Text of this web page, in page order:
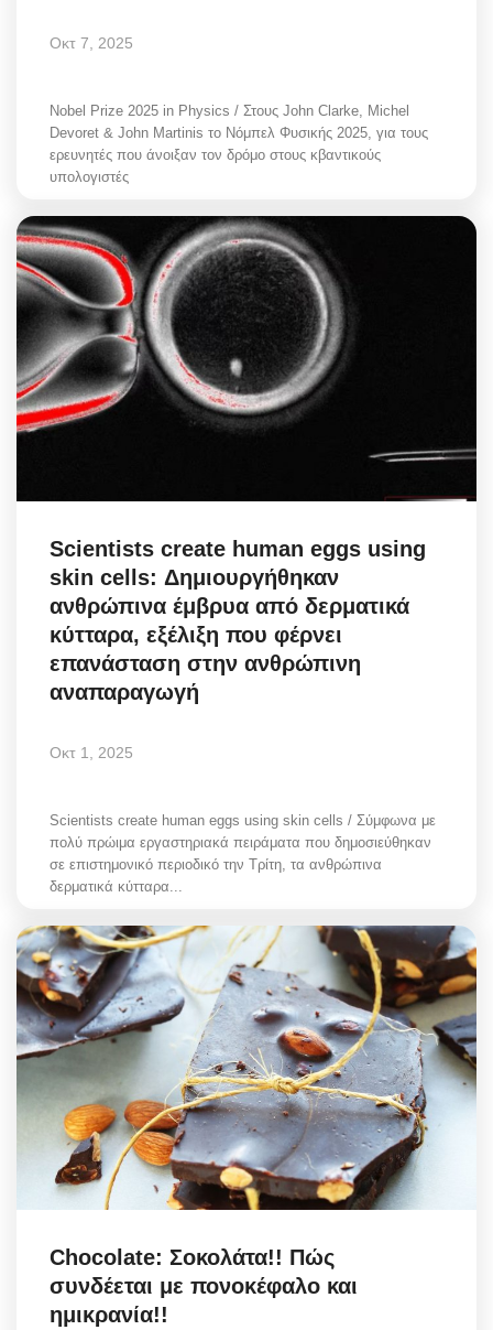
Οκτ 7, 2025
Nobel Prize 2025 in Physics / Στους John Clarke, Michel
Devoret & John Martinis το Νόμπελ Φυσικής 2025, για τους
ερευνητές που άνοιξαν τον δρόμο στους κβαντικούς
υπολογιστές
Scientists create human eggs using
skin cells: Δημιουργήθηκαν
ανθρώπινα έμβρυα από δερματικά
κύτταρα, εξέλιξη που φέρνει
επανάσταση στην ανθρώπινη
αναπαραγωγή
Οκτ 1, 2025
Scientists create human eggs using skin cells / Σύμφωνα με
πολύ πρώιμα εργαστηριακά πειράματα που δημοσιεύθηκαν
σε επιστημονικό περιοδικό την Τρίτη, τα ανθρώπινα
δερματικά κύτταρα...
Chocolate: Σοκολάτα!! Πώς
συνδέεται με πονοκέφαλο και
ημικρανία!!